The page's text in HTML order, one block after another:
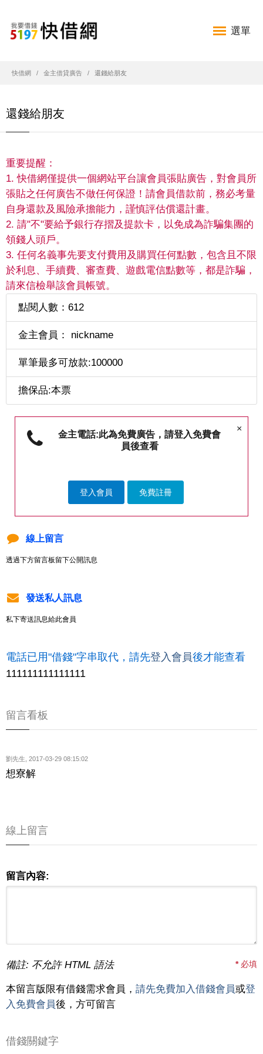
選單
快借網 金主借貸廣告 還錢給朋友
還錢給朋友
重要提醒：
1. 快借網僅提供一個網站平台讓會員張貼廣告，對會員所
張貼之任何廣告不做任何保證！請會員借款前，務必考量
自身還款及風險承擔能力，謹慎評估償還計畫。
2. 請"不"要給予銀行存摺及提款卡，以免成為詐騙集團的
領錢人頭戶。
3. 任何名義事先要支付費用及購買任何點數，包含且不限
於利息、手續費、審查費、遊戲電信點數等，都是詐騙，
請來信檢舉該會員帳號。
點閱人數：612
金主會員： nickname
單筆最多可放款:100000
擔保品:本票
×
金主電話:此為免費廣告，請登入免費會
員後查看
登入會員 免費註冊
線上留言
透過下方留言板留下公開訊息
發送私人訊息
私下寄送訊息給此會員
電話已用"借錢"字串取代，請先登入會員後才能查看
111111111111111
留言看板
劉先生 2017-03-29 08:15:02
想寮解
線上留言
留言內容:
備註: 不允許 HTML 語法 *必填
本留言版限有借錢需求會員， 請先免費加入借錢會員或登
入免費會員後，方可留言
借錢關鍵字